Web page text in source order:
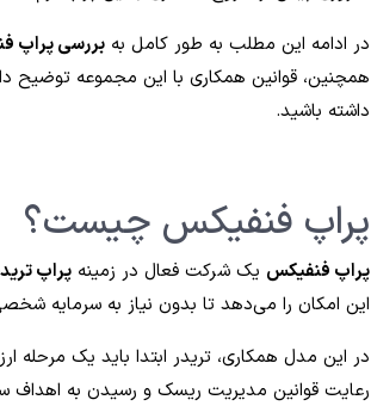
در ادامه این مطلب به طور کامل به بررسی پراپ
همچنین، قوانین همکاری با این مجموعه توضیح
داشته باشید.
پراپ فنفیکس چیست؟
پراپ فنفیکس یک شرکت فعال در زمینه پراپ
این امکان را می‌دهد تا بدون نیاز به سرمایه
در این مدل همکاری، تریدر ابتدا باید یک مرحله
رعایت قوانین مدیریت ریسک و رسیدن به اهداف